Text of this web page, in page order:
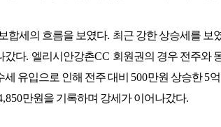
합세의 흐름을 보였다. 최근 강한 상승세를 보
갔다. 엘리시안강촌CC 회원권의 경우 전주와
유입으로 인해 전주 대비 500만원 상승한5
만원을 기록하며 강세가 이어나갔다.